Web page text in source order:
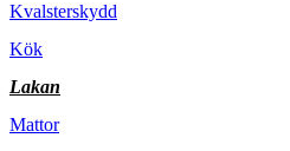
Kvalsterskydd
Kök
Lakan
Mattor